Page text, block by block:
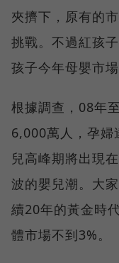
夾擠下，原有的
挑戰。不過紅孩
孩子今年母嬰市
根據調查，08年
6,000萬人，孕婦
兒高峰期將出現
波的嬰兒潮。大
續20年的黃金時
體市場不到3%。